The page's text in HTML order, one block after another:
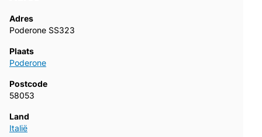
Adres
Poderone SS323
Plaats
Poderone
Postcode
58053
Land
Italië